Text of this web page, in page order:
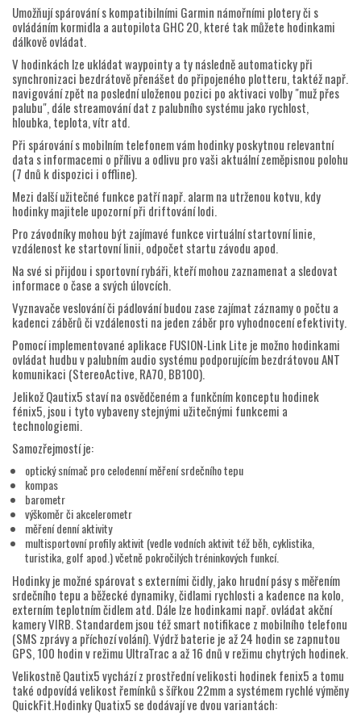
Umožňují spárování s kompatibilními Garmin námořními plotery či s
ovládáním kormidla a autopilota GHC 20, které tak můžete hodinkami
dálkově ovládat.
V hodinkách lze ukládat waypointy a ty následně automaticky při
synchronizaci bezdrátově přenášet do připojeného plotteru, taktéž např.
navigování zpět na poslední uloženou pozici po aktivaci volby "muž přes
palubu", dále streamování dat z palubního systému jako rychlost,
hloubka, teplota, vítr atd.
Při spárování s mobilním telefonem vám hodinky poskytnou relevantní
data s informacemi o přílivu a odlivu pro vaši aktuální zeměpisnou polohu
(7 dnů k dispozici i offline).
Mezi další užitečné funkce patří např. alarm na utrženou kotvu, kdy
hodinky majitele upozorní při driftování lodi.
Pro závodníky mohou být zajímavé funkce virtuální startovní linie,
vzdálenost ke startovní linii, odpočet startu závodu apod.
Na své si přijdou i sportovní rybáři, kteří mohou zaznamenat a sledovat
informace o čase a svých úlovcích.
Vyznavače veslování či pádlování budou zase zajímat záznamy o počtu a
kadenci záběrů či vzdálenosti na jeden záběr pro vyhodnocení efektivity.
Pomocí implementované aplikace FUSION-Link Lite je možno hodinkami
ovládat hudbu v palubním audio systému podporujícím bezdrátovou ANT
komunikaci (StereoActive, RA70, BB100).
Jelikož Qautix5 staví na osvědčeném a funkčním konceptu hodinek
fénix5, jsou i tyto vybaveny stejnými užitečnými funkcemi a
technologiemi.
Samozřejmostí je:
optický snímač pro celodenní měření srdečního tepu
kompas
barometr
výškoměr či akcelerometr
měření denní aktivity
multisportovní profily aktivit (vedle vodních aktivit též běh, cyklistika,
turistika, golf apod.) včetně pokročilých tréninkových funkcí.
Hodinky je možné spárovat s externími čidly, jako hrudní pásy s měřením
srdečního tepu a běžecké dynamiky, čidlami rychlosti a kadence na kolo,
externím teplotním čidlem atd. Dále lze hodinkami např. ovládat akční
kamery VIRB. Standardem jsou též smart notifikace z mobilního telefonu
(SMS zprávy a příchozí volání). Výdrž baterie je až 24 hodin se zapnutou
GPS, 100 hodin v režimu UltraTrac a až 16 dnů v režimu chytrých hodinek.
Velikostně Qautix5 vychází z prostřední velikosti hodinek fenix5 a tomu
také odpovídá velikost řemínků s šířkou 22mm a systémem rychlé výměny
QuickFit.Hodinky Quatix5 se dodávají ve dvou variantách: